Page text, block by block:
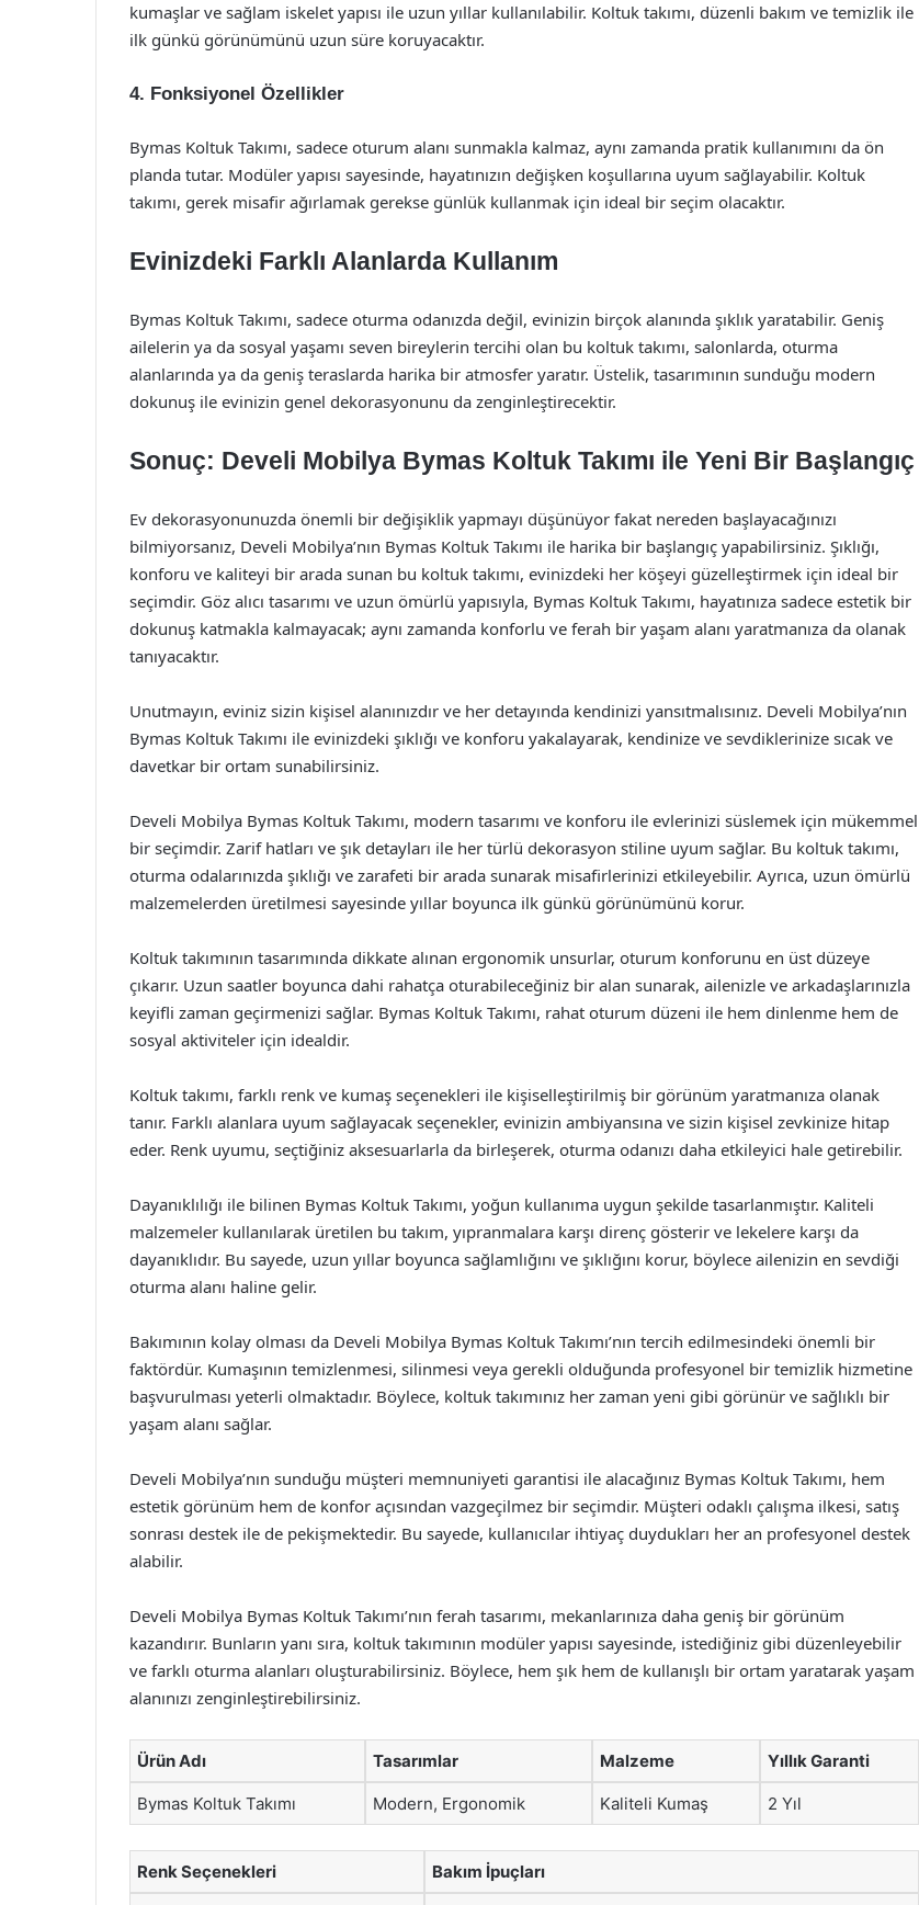
kumaşlar ve sağlam iskelet yapısı ile uzun yıllar kullanılabilir. Koltuk takımı, düzenli bakım ve temizlik ile
ilk günkü görünümünü uzun süre koruyacaktır.
4. Fonksiyonel Özellikler
Bymas Koltuk Takımı, sadece oturum alanı sunmakla kalmaz, aynı zamanda pratik kullanımını da ön
planda tutar. Modüler yapısı sayesinde, hayatınızın değişken koşullarına uyum sağlayabilir. Koltuk
takımı, gerek misafir ağırlamak gerekse günlük kullanmak için ideal bir seçim olacaktır.
Evinizdeki Farklı Alanlarda Kullanım
Bymas Koltuk Takımı, sadece oturma odanızda değil, evinizin birçok alanında şıklık yaratabilir. Geniş
ailelerin ya da sosyal yaşamı seven bireylerin tercihi olan bu koltuk takımı, salonlarda, oturma
alanlarında ya da geniş teraslarda harika bir atmosfer yaratır. Üstelik, tasarımının sunduğu modern
dokunuş ile evinizin genel dekorasyonunu da zenginleştirecektir.
Sonuç: Develi Mobilya Bymas Koltuk Takımı ile Yeni Bir Başlangıç
Ev dekorasyonunuzda önemli bir değişiklik yapmayı düşünüyor fakat nereden başlayacağınızı
bilmiyorsanız, Develi Mobilya’nın Bymas Koltuk Takımı ile harika bir başlangıç yapabilirsiniz. Şıklığı,
konforu ve kaliteyi bir arada sunan bu koltuk takımı, evinizdeki her köşeyi güzelleştirmek için ideal bir
seçimdir. Göz alıcı tasarımı ve uzun ömürlü yapısıyla, Bymas Koltuk Takımı, hayatınıza sadece estetik bir
dokunuş katmakla kalmayacak; aynı zamanda konforlu ve ferah bir yaşam alanı yaratmanıza da olanak
tanıyacaktır.
Unutmayın, eviniz sizin kişisel alanınızdır ve her detayında kendinizi yansıtmalısınız. Develi Mobilya’nın
Bymas Koltuk Takımı ile evinizdeki şıklığı ve konforu yakalayarak, kendinize ve sevdiklerinize sıcak ve
davetkar bir ortam sunabilirsiniz.
Develi Mobilya Bymas Koltuk Takımı, modern tasarımı ve konforu ile evlerinizi süslemek için mükemmel
bir seçimdir. Zarif hatları ve şık detayları ile her türlü dekorasyon stiline uyum sağlar. Bu koltuk takımı,
oturma odalarınızda şıklığı ve zarafeti bir arada sunarak misafirlerinizi etkileyebilir. Ayrıca, uzun ömürlü
malzemelerden üretilmesi sayesinde yıllar boyunca ilk günkü görünümünü korur.
Koltuk takımının tasarımında dikkate alınan ergonomik unsurlar, oturum konforunu en üst düzeye
çıkarır. Uzun saatler boyunca dahi rahatça oturabileceğiniz bir alan sunarak, ailenizle ve arkadaşlarınızla
keyifli zaman geçirmenizi sağlar. Bymas Koltuk Takımı, rahat oturum düzeni ile hem dinlenme hem de
sosyal aktiviteler için idealdir.
Koltuk takımı, farklı renk ve kumaş seçenekleri ile kişiselleştirilmiş bir görünüm yaratmanıza olanak
tanır. Farklı alanlara uyum sağlayacak seçenekler, evinizin ambiyansına ve sizin kişisel zevkinize hitap
eder. Renk uyumu, seçtiğiniz aksesuarlarla da birleşerek, oturma odanızı daha etkileyici hale getirebilir.
Dayanıklılığı ile bilinen Bymas Koltuk Takımı, yoğun kullanıma uygun şekilde tasarlanmıştır. Kaliteli
malzemeler kullanılarak üretilen bu takım, yıpranmalara karşı direnç gösterir ve lekelere karşı da
dayanıklıdır. Bu sayede, uzun yıllar boyunca sağlamlığını ve şıklığını korur, böylece ailenizin en sevdiği
oturma alanı haline gelir.
Bakımının kolay olması da Develi Mobilya Bymas Koltuk Takımı’nın tercih edilmesindeki önemli bir
faktördür. Kumaşının temizlenmesi, silinmesi veya gerekli olduğunda profesyonel bir temizlik hizmetine
başvurulması yeterli olmaktadır. Böylece, koltuk takımınız her zaman yeni gibi görünür ve sağlıklı bir
yaşam alanı sağlar.
Develi Mobilya’nın sunduğu müşteri memnuniyeti garantisi ile alacağınız Bymas Koltuk Takımı, hem
estetik görünüm hem de konfor açısından vazgeçilmez bir seçimdir. Müşteri odaklı çalışma ilkesi, satış
sonrası destek ile de pekişmektedir. Bu sayede, kullanıcılar ihtiyaç duydukları her an profesyonel destek
alabilir.
Develi Mobilya Bymas Koltuk Takımı’nın ferah tasarımı, mekanlarınıza daha geniş bir görünüm
kazandırır. Bunların yanı sıra, koltuk takımının modüler yapısı sayesinde, istediğiniz gibi düzenleyebilir
ve farklı oturma alanları oluşturabilirsiniz. Böylece, hem şık hem de kullanışlı bir ortam yaratarak yaşam
alanınızı zenginleştirebilirsiniz.
Ürün Adı Tasarımlar Malzeme Yıllık Garanti
Bymas Koltuk Takımı Modern, Ergonomik Kaliteli Kumaş 2 Yıl
Renk Seçenekleri Bakım İpuçları